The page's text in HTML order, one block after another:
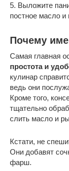
5. Выложите
постное масло и
Почему
Самая главная
простота и
кулинар
ведь они
Кроме того,
тщательно
слить масло и
Кстати, не
Они добавят
фарш.